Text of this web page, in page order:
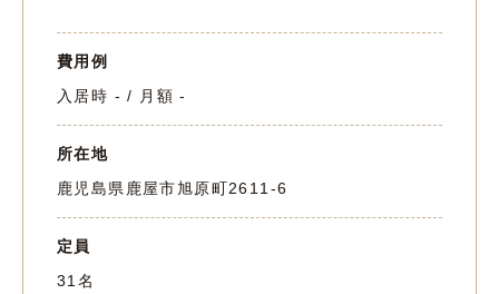
費用例
入居時 - / 月額 -
所在地
鹿児島県鹿屋市旭原町2611-6
定員
31名